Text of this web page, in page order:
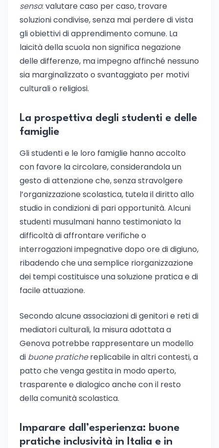
senso: valutare caso per caso, trovare
soluzioni condivise, senza mai perdere di vista
gli obiettivi di apprendimento comune. La
laicità della scuola non significa negazione
delle differenze, ma impegno affinché nessuno
sia marginalizzato o svantaggiato per motivi
culturali o religiosi.
La prospettiva degli studenti e delle
famiglie
Gli studenti e le loro famiglie hanno accolto
con favore la circolare, considerandola un
gesto di attenzione che, senza stravolgere
l’organizzazione scolastica, tutela il diritto allo
studio in condizioni di pari opportunità. Alcuni
studenti musulmani hanno testimoniato la
difficoltà di affrontare verifiche o
interrogazioni impegnative dopo ore di digiuno,
ribadendo che una semplice riorganizzazione
dei tempi costituisce una soluzione pratica e di
facile attuazione.
Secondo alcune associazioni di genitori e reti di
mediatori culturali, la misura adottata a
Genova potrebbe rappresentare un modello
di buone pratichereplicabile in altri contesti, a
patto che venga gestita in modo aperto,
trasparente e dialogico anche con il resto
della comunità scolastica.
Imparare dall’esperienza: buone
pratiche inclusività in Italia e in